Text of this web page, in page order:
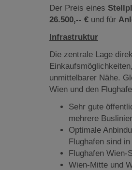
Der Preis eines
26.500,-- € und für
Infrastruktur
Die zentrale Lage
unmittelbarer Nähe.
Wien und den
Sehr gute
mehrere
Optimale
Flughafen sind
Flughafen Wien-
Wien-Mitte und